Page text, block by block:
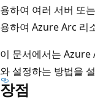
용하여 여러 서버 또
용하여 Azure Arc 리
이 문서에서는 Azure
와 설정하는 방법을
장점